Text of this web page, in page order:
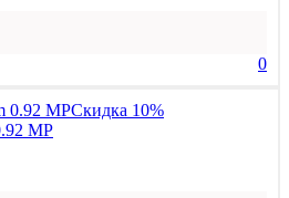
0
Скидка 10%
MP